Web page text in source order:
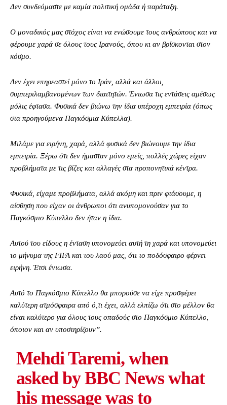
Δεν συνδεόμαστε με καμία πολιτική ομάδα ή παράταξη.
Ο μοναδικός μας στόχος είναι να ενώσουμε τους ανθρώπους και να
φέρουμε χαρά σε όλους τους Ιρανούς, όπου κι αν βρίσκονται στον
κόσμο.
Δεν έχει επηρεαστεί μόνο το Ιράν, αλλά και άλλοι,
συμπεριλαμβανομένων των διαιτητών. Ένιωσα τις εντάσεις αμέσως
μόλις έφτασα. Φυσικά δεν βιώνω την ίδια υπέροχη εμπειρία (όπως
στα προηγούμενα Παγκόσμια Κύπελλα).
Μιλάμε για ειρήνη, χαρά, αλλά φυσικά δεν βιώνουμε την ίδια
εμπειρία. Ξέρω ότι δεν ήμασταν μόνο εμείς, πολλές χώρες είχαν
προβλήματα με τις βίζες και αλλαγές στα προπονητικά κέντρα.
Φυσικά, είχαμε προβλήματα, αλλά ακόμη και πριν φτάσουμε, η
αίσθηση που είχαν οι άνθρωποι ότι ανυπομονούσαν για το
Παγκόσμιο Κύπελλο δεν ήταν η ίδια.
Αυτού του είδους η ένταση υπονομεύει αυτή τη χαρά και υπονομεύει
το μήνυμα της FIFA και του λαού μας, ότι το ποδόσφαιρο φέρνει
ειρήνη. Έτσι ένιωσα.
Αυτό το Παγκόσμιο Κύπελλο θα μπορούσε να είχε προσφέρει
καλύτερη ατμόσφαιρα από ό,τι έχει, αλλά ελπίζω ότι στο μέλλον θα
είναι καλύτερο για όλους τους οπαδούς στο Παγκόσμιο Κύπελλο,
όποιον και αν υποστηρίζουν”.
Mehdi Taremi, when
asked by BBC News what
his message was to